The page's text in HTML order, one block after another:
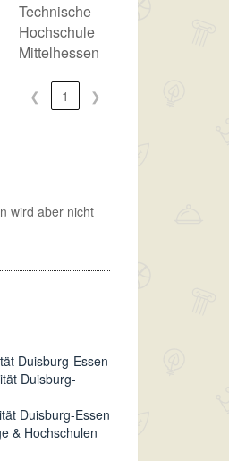
Technische
Hochschule
Mittelhessen
❮ 1 ❯
wird aber nicht
Duisburg-Essen
Duisburg-
Duisburg-Essen
& Hochschulen